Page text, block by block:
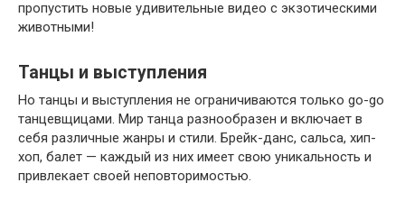
пропустить новые удивительные видео с экзотическими
животными!
Танцы и выступления
Но танцы и выступления не ограничиваются только go-go
танцевщицами. Мир танца разнообразен и включает в
себя различные жанры и стили. Брейк-данс, сальса, хип-
хоп, балет — каждый из них имеет свою уникальность и
привлекает своей неповторимостью.